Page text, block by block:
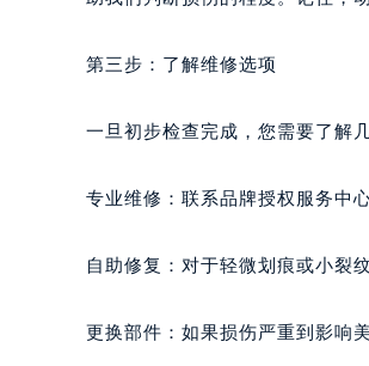
第三步：了解维修选项
一旦初步检查完成，您需要了解
专业维修：联系品牌授权服务中
自助修复：对于轻微划痕或小裂
更换部件：如果损伤严重到影响